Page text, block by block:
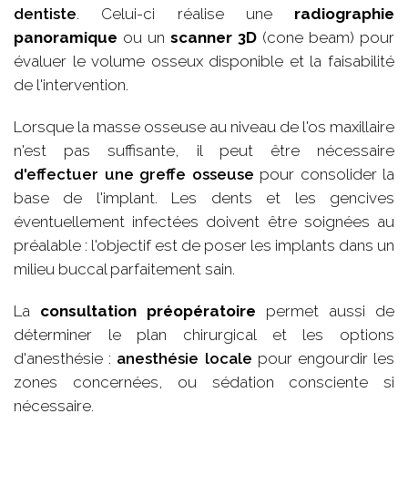
dentiste. Celui-ci réalise une radiographie
panoramique ou un scanner 3D (cone beam) pour
évaluer le volume osseux disponible et la faisabilité
de l'intervention.
Lorsque la masse osseuse au niveau de l'os maxillaire
n'est pas suffisante, il peut être nécessaire
d'effectuer une greffe osseuse pour consolider la
base de l'implant. Les dents et les gencives
éventuellement infectées doivent être soignées au
préalable : l'objectif est de poser les implants dans un
milieu buccal parfaitement sain.
La consultation préopératoire permet aussi de
déterminer le plan chirurgical et les options
d'anesthésie : anesthésie locale pour engourdir les
zones concernées, ou sédation consciente si
nécessaire.